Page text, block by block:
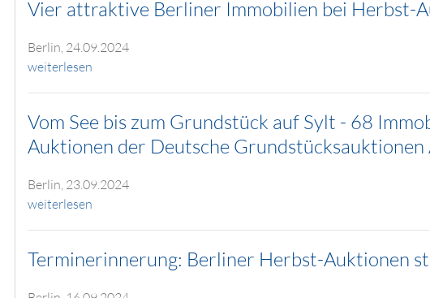
Vier attraktive Berliner Immobilien bei Herbst-
Berlin, 24.09.2024
weiterlesen
Vom See bis zum Grundstück auf Sylt - 68
Auktionen der Deutsche
Berlin, 23.09.2024
weiterlesen
Terminerinnerung: Berliner Herbst-Auktionen